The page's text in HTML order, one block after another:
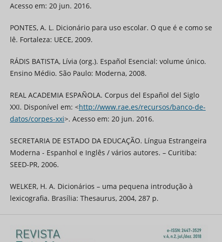
Acesso em: 20 jun. 2016.
PONTES, A. L. Dicionário para uso escolar. O que é e como se
lê. Fortaleza: UECE, 2009.
RÁDIS BATISTA, Lívia (org.). Español Esencial: volume único.
Ensino Médio. São Paulo: Moderna, 2008.
REAL ACADEMIA ESPAÑOLA. Corpus del Español del Siglo
XXI. Disponível em: <http://www.rae.es/recursos/banco-de-
datos/corpes-xxi>. Acesso em: 20 jun. 2016.
SECRETARIA DE ESTADO DA EDUCAÇÃO. Língua Estrangeira
Moderna - Espanhol e Inglês / vários autores. – Curitiba:
SEED-PR, 2006.
WELKER, H. A. Dicionários – uma pequena introdução à
lexicografia. Brasília: Thesaurus, 2004, 287 p.